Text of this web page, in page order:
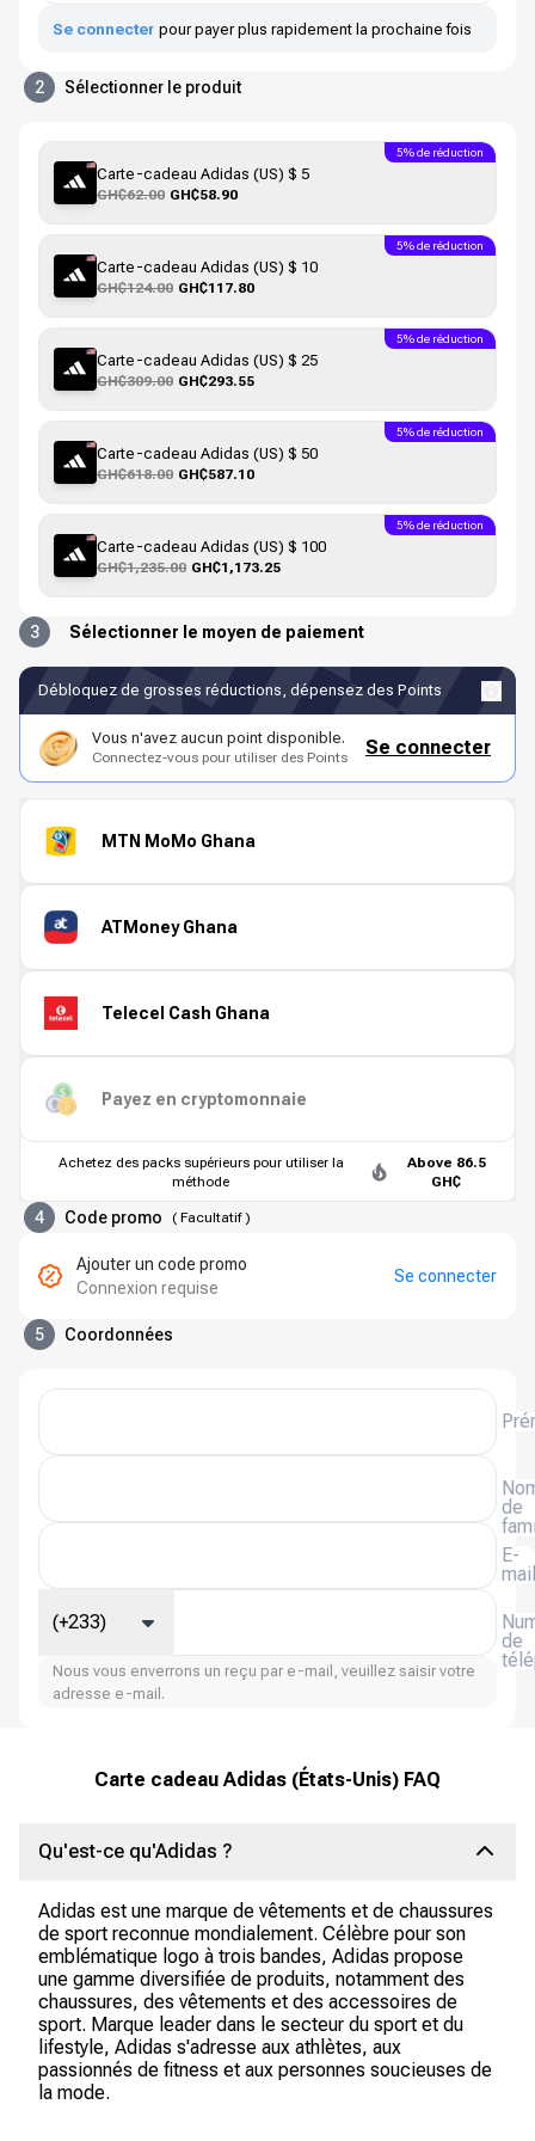
Se connecter pour payer plus rapidement la prochaine fois
2 Sélectionner le produit
Carte-cadeau Adidas (US) $ 5
GH₵62.00 GH₵58.90
5% de réduction
Carte-cadeau Adidas (US) $ 10
GH₵124.00 GH₵117.80
5% de réduction
Carte-cadeau Adidas (US) $ 25
GH₵309.00 GH₵293.55
5% de réduction
Carte-cadeau Adidas (US) $ 50
GH₵618.00 GH₵587.10
5% de réduction
Carte-cadeau Adidas (US) $ 100
GH₵1,235.00 GH₵1,173.25
5% de réduction
3 Sélectionner le moyen de paiement
Débloquez de grosses réductions, dépensez des Points
Vous n'avez aucun point disponible.
Connectez-vous pour utiliser des Points Se connecter
MTN MoMo Ghana
ATMoney Ghana
Telecel Cash Ghana
Payez en cryptomonnaie
Achetez des packs supérieurs pour utiliser la
méthode
Above 86.5
GH₵
4 Code promo ( Facultatif)
Ajouter un code promo
Connexion requise
Se connecter
5 Coordonnées
de
E-
mail
de
(+233)
Nous vous enverrons un reçu par e-mail, veuillez saisir votre
adresse e-mail.
Carte cadeau Adidas (États-Unis) FAQ
Qu'est-ce qu'Adidas ?
Adidas est une marque de vêtements et de chaussures
de sport reconnue mondialement. Célèbre pour son
emblématique logo à trois bandes, Adidas propose
une gamme diversifiée de produits, notamment des
chaussures, des vêtements et des accessoires de
sport. Marque leader dans le secteur du sport et du
lifestyle, Adidas s'adresse aux athlètes, aux
passionnés de fitness et aux personnes soucieuses de
la mode.